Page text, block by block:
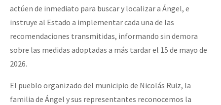
actúen de inmediato para buscar y localizar a Ángel, e
instruye al Estado a implementar cada una de las
recomendaciones transmitidas, informando sin demora
sobre las medidas adoptadas a más tardar el 15 de mayo de
2026.
El pueblo organizado del municipio de Nicolás Ruiz, la
familia de Ángel y sus representantes reconocemos la